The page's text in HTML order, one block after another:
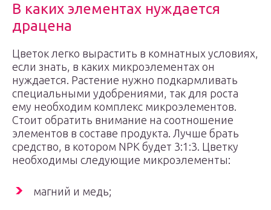
В каких элементах нуждается
драцена
Цветок легко вырастить в комнатных условиях,
если знать, в каких микроэлементах он
нуждается. Растение нужно подкармливать
специальными удобрениями, так для роста
ему необходим комплекс микроэлементов.
Стоит обратить внимание на соотношение
элементов в составе продукта. Лучше брать
средство, в котором NPK будет 3:1:3. Цветку
необходимы следующие микроэлементы:
магний и медь;